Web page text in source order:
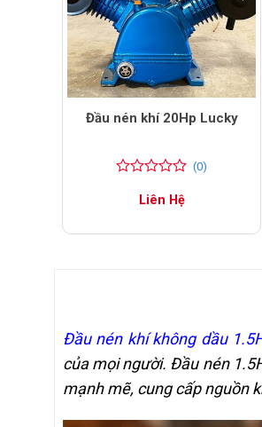
Đầu nén khí 20Hp Lucky
(0)
Liên Hệ
Đầu nén khí không dầu
của mọi người. Đầu nén
mạnh mẽ, cung cấp nguồn